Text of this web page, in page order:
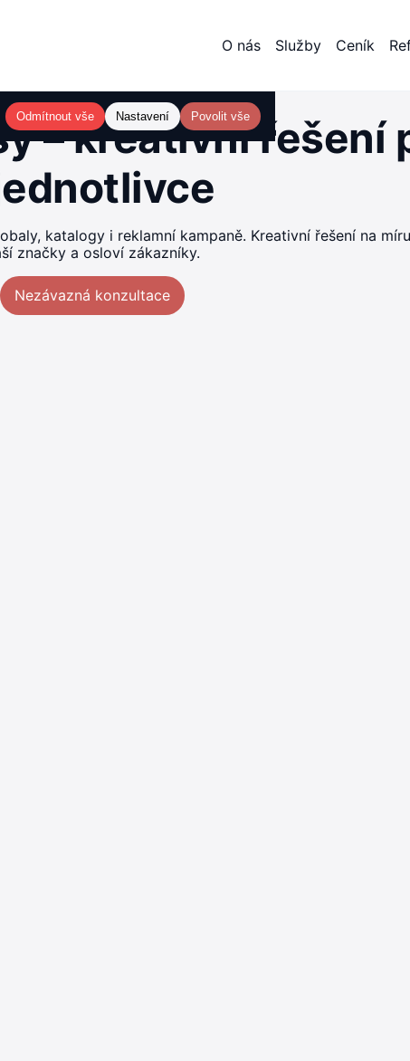
O nás Služby Ceník
Odmítnout vše Nastavení Povolit vše
– kreativní řešení
katalogy i reklamní kampaně. Kreativní řešení na
značky a osloví zákazníky.
Nezávazná konzultace